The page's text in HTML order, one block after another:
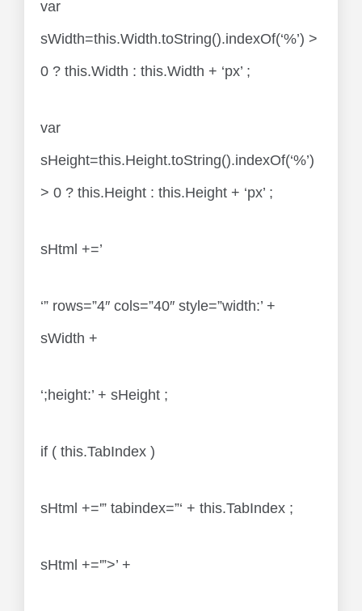
var
sWidth=this.Width.toString().indexOf(‘%’) >
0 ? this.Width : this.Width + ‘px’ ;
var
sHeight=this.Height.toString().indexOf(‘%’)
> 0 ? this.Height : this.Height + ‘px’ ;
sHtml +=’
‘” rows=”4″ cols=”40″ style=”width:’ +
sWidth +
‘;height:’ + sHeight ;
if ( this.TabIndex )
sHtml +='” tabindex=”‘ + this.TabIndex ;
sHtml +='”>’ +